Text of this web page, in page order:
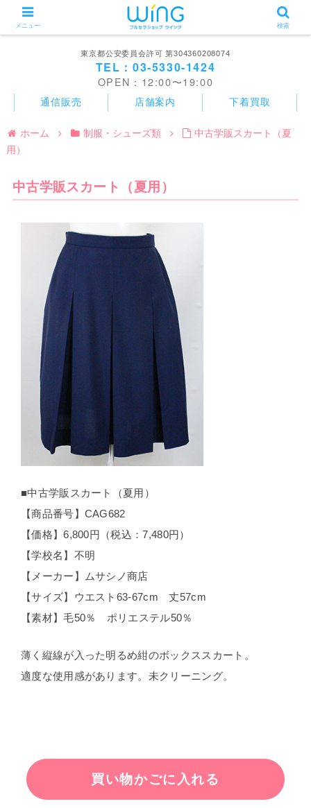
東京都公安委員会許可 第304360208074
TEL：03-5330-1424
OPEN：12:00〜19:00
通信販売 店舗案内 下着買取
ホーム 制服・シューズ類
中古学販スカート（夏
用）
中古学販スカート（夏用）
■中古学販スカート（夏用）
【商品番号】CAG682
【価格】6,800円（税込：7,480円）
【学校名】不明
【メーカー】ムサシノ商店
【サイズ】ウエスト63-67cm 丈57cm
【素材】毛50％ ポリエステル50％
薄く縦線が入った明るめ紺のボックススカート。
適度な使用感があります。未クリーニング。
メニュー 検索